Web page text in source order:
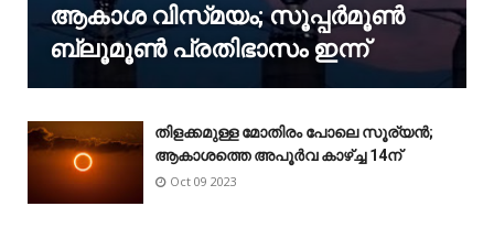
ആകാശ വിസ്‌മയം; സൂപ്പർമൂൺ
ബ്ലൂമൂൺ പ്രതിഭാസം ഇന്ന്
തിളക്കമുള്ള മോതിരം പോലെ സൂര്യൻ;
ആകാശത്തെ അപൂർവ കാഴ്‌ച്ച 14ന്
Oct 09 2023